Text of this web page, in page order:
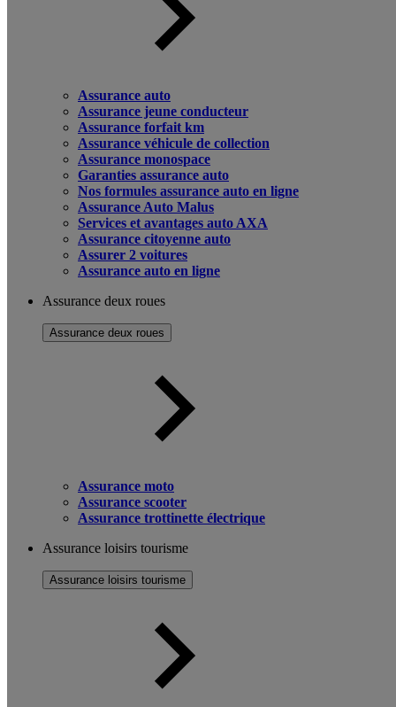
Assurance auto
Assurance jeune conducteur
Assurance forfait km
Assurance véhicule de collection
Assurance monospace
Garanties assurance auto
Nos formules assurance auto en ligne
Assurance Auto Malus
Services et avantages auto AXA
Assurance citoyenne auto
Assurer 2 voitures
Assurance auto en ligne
Assurance deux roues
Assurance deux roues
Assurance moto
Assurance scooter
Assurance trottinette électrique
Assurance loisirs tourisme
Assurance loisirs tourisme